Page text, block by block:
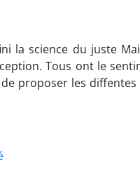
la science du juste
Tous ont le
proposer les